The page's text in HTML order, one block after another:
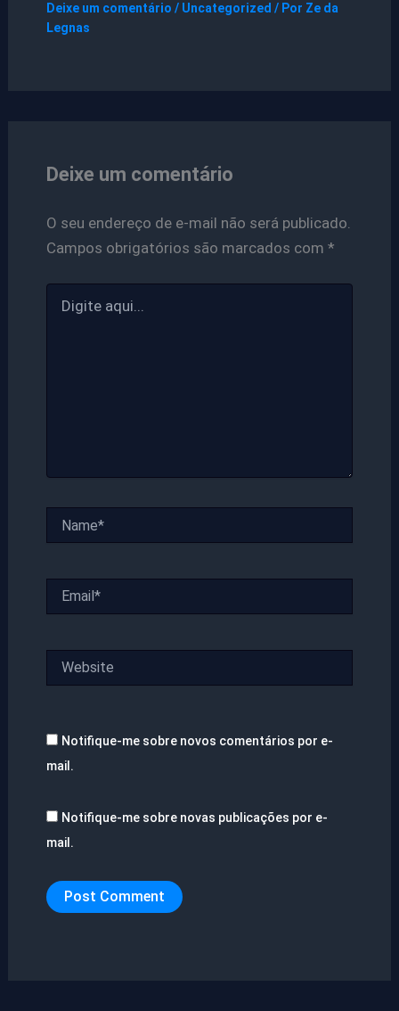
Deixe um comentário / Uncategorized / Por Ze da
Legnas
Deixe um comentário
O seu endereço de e-mail não será publicado.
Campos obrigatórios são marcados com *
aqui...
Notifique-me sobre novos comentários por e-
mail.
Notifique-me sobre novas publicações por e-
mail.